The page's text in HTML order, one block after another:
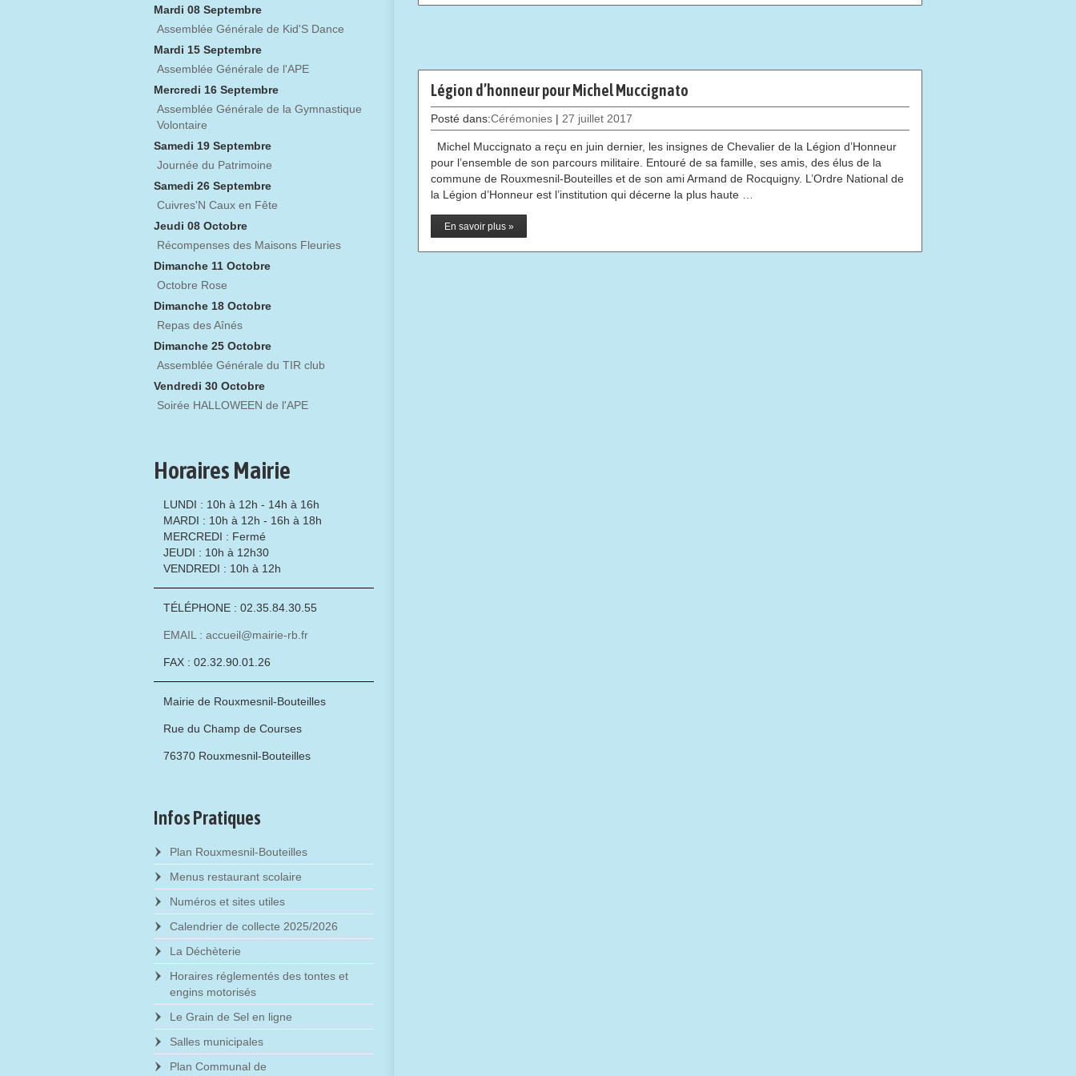
Légion d’honneur pour Michel Muccignato
Posté dans:Cérémonies | 27 juillet 2017
Michel Muccignato a reçu en juin dernier, les insignes de Chevalier de la Légion d’Honneur
pour l’ensemble de son parcours militaire. Entouré de sa famille, ses amis, des élus de la
commune de Rouxmesnil-Bouteilles et de son ami Armand de Rocquigny. L’Ordre National de
la Légion d’Honneur est l’institution qui décerne la plus haute …
En savoir plus »
Mardi 08 Septembre
Assemblée Générale de Kid'S Dance
Mardi 15 Septembre
Assemblée Générale de l'APE
Mercredi 16 Septembre
Assemblée Générale de la Gymnastique
Volontaire
Samedi 19 Septembre
Journée du Patrimoine
Samedi 26 Septembre
Cuivres'N Caux en Fête
Jeudi 08 Octobre
Récompenses des Maisons Fleuries
Dimanche 11 Octobre
Octobre Rose
Dimanche 18 Octobre
Repas des Aînés
Dimanche 25 Octobre
Assemblée Générale du TIR club
Vendredi 30 Octobre
Soirée HALLOWEEN de l'APE
Horaires Mairie
LUNDI : 10h à 12h - 14h à 16h
MARDI : 10h à 12h - 16h à 18h
MERCREDI : Fermé
JEUDI : 10h à 12h30
VENDREDI : 10h à 12h
TÉLÉPHONE : 02.35.84.30.55
EMAIL : accueil@mairie-rb.fr
FAX : 02.32.90.01.26
Mairie de Rouxmesnil-Bouteilles
Rue du Champ de Courses
76370 Rouxmesnil-Bouteilles
Infos Pratiques
Plan Rouxmesnil-Bouteilles
Menus restaurant scolaire
Numéros et sites utiles
Calendrier de collecte 2025/2026
La Déchèterie
Horaires réglementés des tontes et
engins motorisés
Le Grain de Sel en ligne
Salles municipales
Plan Communal de